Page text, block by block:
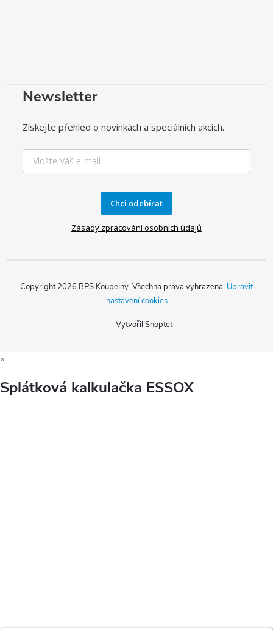
Newsletter
Získejte přehled o novinkách a speciálních akcích.
Chci odebírat
Zásady zpracování osobních údajů
Vytvořil Shoptet
Copyright 2026 BPS Koupelny. Všechna práva vyhrazena. Upravit
nastavení cookies
×
Splátková kalkulačka ESSOX